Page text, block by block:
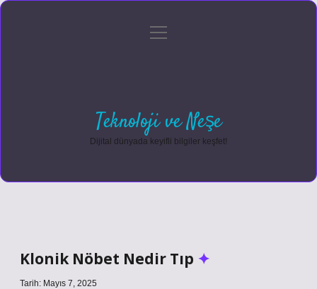
Gizlilik Politikası
menüyü
Teknoloji ve Neşe
Dijital dünyada keyifli bilgiler keşfet!
Klonik Nöbet Nedir Tıp
Tarih: Mayıs 7, 2025